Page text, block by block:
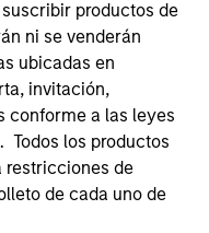
productos de
ni se venderán
ubicadas en
invitación,
conforme a las leyes
Todos los productos
restricciones de
de cada uno de
and
in Asia
believes are